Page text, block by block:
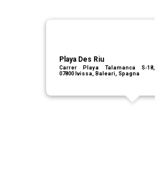
Playa Des Riu
Carrer Playa Talamanca S-18,
07800 Ivissa, Baleari, Spagna